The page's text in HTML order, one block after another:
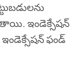
ఇండెక్సేషన్
ఫండ్